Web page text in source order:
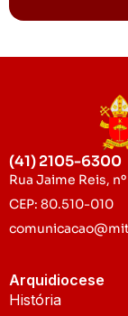
(41) 2105-6300
Rua Jaime Reis,
CEP: 80.510-010
Arquidiocese
História